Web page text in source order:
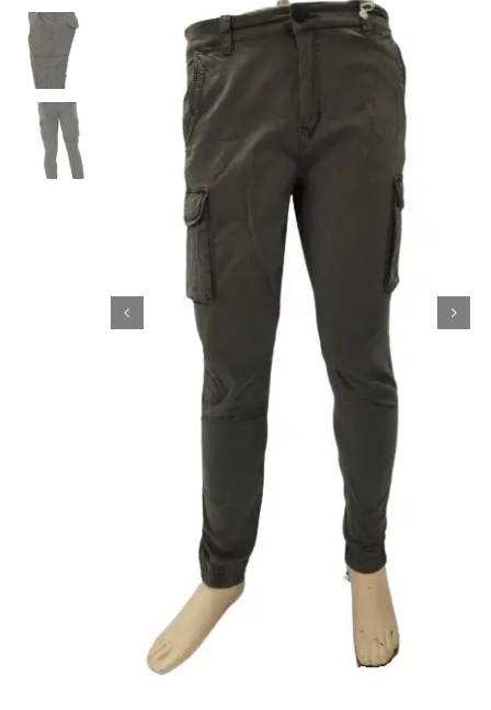
Κορίτσι
Εσώρουχα
Είδη Παρέλασης